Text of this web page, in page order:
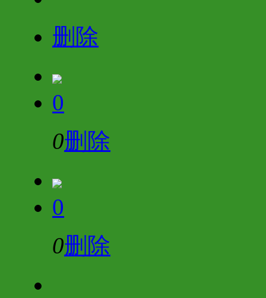
删除
0
0删除
0
0删除